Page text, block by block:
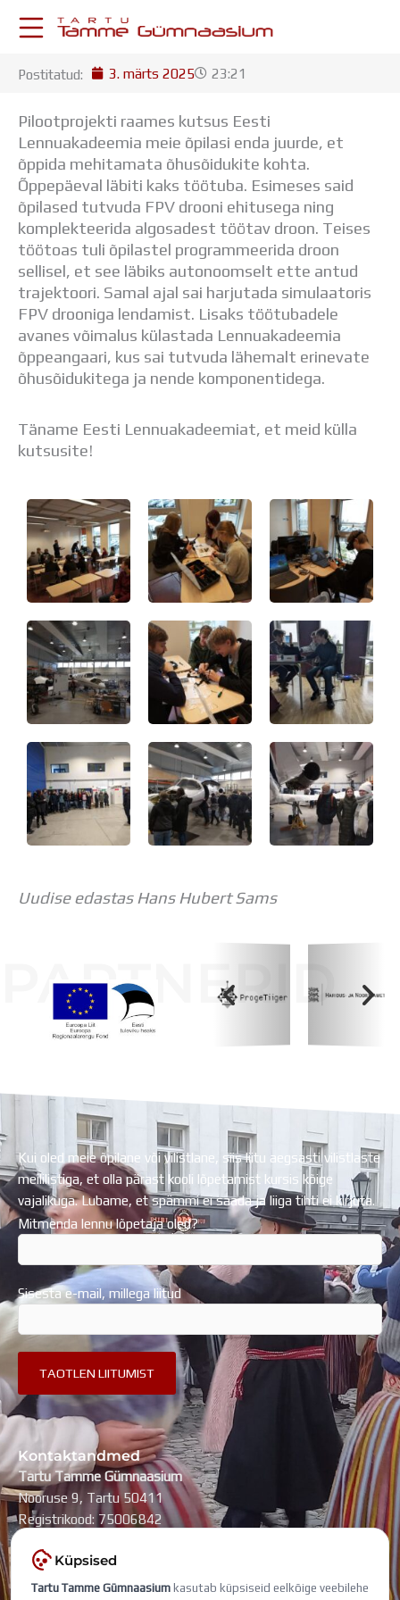
KESKKONNAD
Postkast
Drive
Tamme TV
Tamme Leht
Kooliraadio
Koorilaul
ÕPPETÖÖ
Tunniplaan
Aastaplaan
Õppekava
Ainepassid
Huviringid
Õpilastööd (UPT)
Kodukord
Projektid
Sisseastumine
Meie kool
Dokumendid
Uudised
Lapsevanemale
Vilistlastele
Toitlustamine
Virtuaaltuur
Õpilasesindus
Kontaktid
Tööpakkumised
Postitatud: 3. märts 2025 23:21
Pilootprojekti raames kutsus Eesti
Lennuakadeemia meie õpilasi enda juurde, et
õppida mehitamata õhusõidukite kohta.
Õppepäeval läbiti kaks töötuba. Esimeses said
õpilased tutvuda FPV drooni ehitusega ning
komplekteerida algosadest töötav droon. Teises
töötoas tuli õpilastel programmeerida droon
sellisel, et see läbiks autonoomselt ette antud
trajektoori. Samal ajal sai harjutada simulaatoris
FPV drooniga lendamist. Lisaks töötubadele
avanes võimalus külastada Lennuakadeemia
õppeangaari, kus sai tutvuda lähemalt erinevate
õhusõidukitega ja nende komponentidega.
Täname Eesti Lennuakadeemiat, et meid külla
kutsusite!
Uudise edastas Hans Hubert Sams
PARTNERID
Kui oled meie õpilane või vilistlane, siis liitu aegsasti vilistlaste
meililistiga, et olla pärast kooli lõpetamist kursis kõige
vajalikuga. Lubame, et spämmi ei saada ja liiga tihti ei kirjuta.
Mitmenda lennu lõpetaja oled?
Sisesta e-mail, millega liitud
Kontaktandmed
Tartu Tamme Gümnaasium
Nooruse 9, Tartu 50411
Registrikood: 75006842
KONTAKTID
Küpsised
Tartu Tamme Gümnaasium kasutab küpsiseid eelkõige veebilehe